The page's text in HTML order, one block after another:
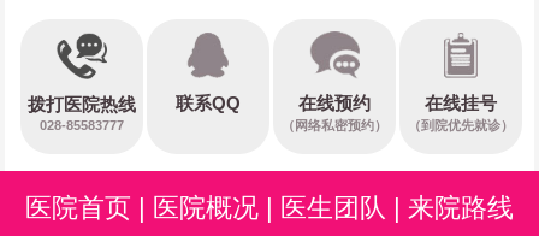
拨打医院热线
028-85583777
联系QQ 在线预约
（网络私密预约）
在线挂号
（到院优先就诊）
医院首页 | 医院概况 | 医生团队 | 来院路线